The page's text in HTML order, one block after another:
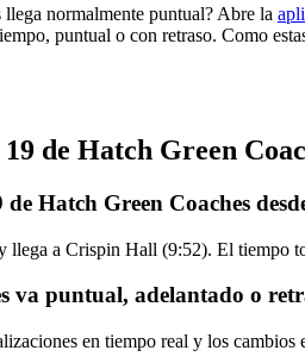
normalmente puntual? Abre la
puntual o con retraso. Como
de Hatch Green
Hatch Green Coaches
a Crispin Hall (9:52). El tiempo
va puntual, adelantado o
en tiempo real y los